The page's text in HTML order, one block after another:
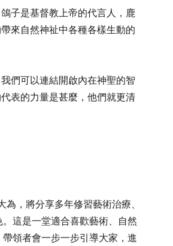
子是基督教上帝的代言人，鹿
來自然神祉中各種各樣生動的
們可以連結開啟內在神聖的智
表的力量是甚麼，他們就更清
，將分享多年修習藝術治療、
這是一堂適合喜歡藝術、自然
領者會一步一步引導大家，進